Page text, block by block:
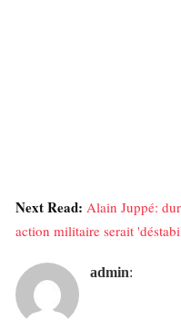
Next Read: Alain Juppé:
action militaire serait
admin: